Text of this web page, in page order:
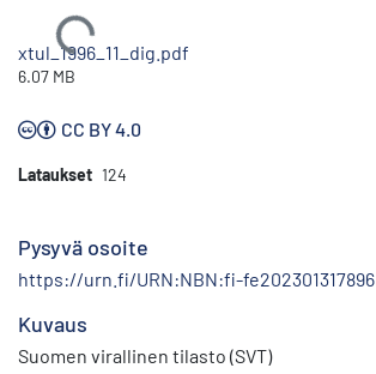
Ladataan...
xtul_1996_11_dig.pdf
6.07 MB
CC BY 4.0
Lataukset 124
Pysyvä osoite
https://urn.fi/URN:NBN:fi-fe202301317896
Kuvaus
Suomen virallinen tilasto (SVT)